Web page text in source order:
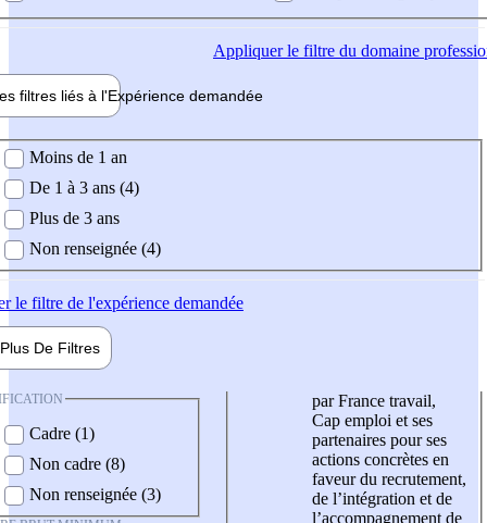
Appliquerle filtre du domaine
filtres liés à l'Expérience demandée
demandée
Moins de 1 an
De 1 à 3 ans (4)
Plus de 3 ans
Non renseignée (4)
le filtre de l'expérience demandée
Plus De Filtres
Cadre (1)
Non cadre (8)
Non renseignée (3)
par France travail,
Cap emploi et ses
partenaires pour ses
actions concrètes en
faveur du recrutement,
de l’intégration et de
l’accompagnement de